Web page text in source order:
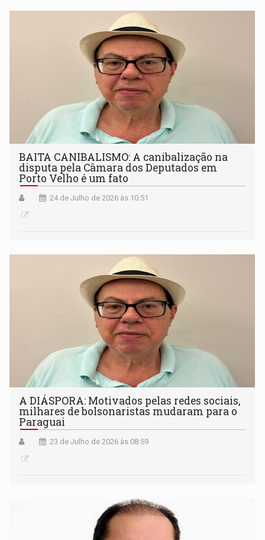
BAITA CANIBALISMO: A canibalização na
disputa pela Câmara dos Deputados em
Porto Velho é um fato
24 de Julho de 2026 às 10:51
A DIÁSPORA: Motivados pelas redes sociais,
milhares de bolsonaristas mudaram para o
Paraguai
23 de Julho de 2026 às 08:59